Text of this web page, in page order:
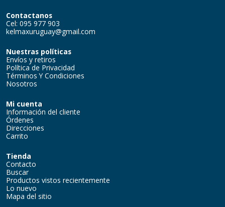
Contactanos
Cel: 095 977 903
kelmaxuruguay@gmail.com
Nuestras políticas
Envíos y retiros
Política de Privacidad
Términos Y Condiciones
Nosotros
Mi cuenta
Información del cliente
Órdenes
Direcciones
Carrito
Tienda
Contacto
Buscar
Productos vistos recientemente
Lo nuevo
Mapa del sitio